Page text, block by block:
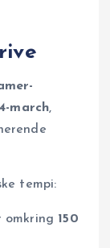
march,
tempi:
omkring 150